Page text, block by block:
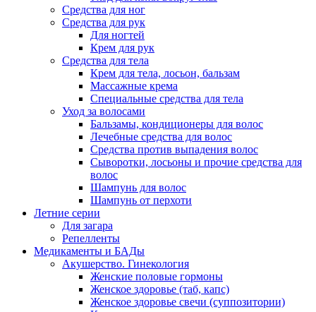
Средства для ног
Средства для рук
Для ногтей
Крем для рук
Средства для тела
Крем для тела, лосьон, бальзам
Массажные крема
Специальные средства для тела
Уход за волосами
Бальзамы, кондиционеры для волос
Лечебные средства для волос
Средства против выпадения волос
Сыворотки, лосьоны и прочие средства для
волос
Шампунь для волос
Шампунь от перхоти
Летние серии
Для загара
Репелленты
Медикаменты и БАДы
Акушерство. Гинекология
Женские половые гормоны
Женское здоровье (таб, капс)
Женское здоровье свечи (суппозитории)